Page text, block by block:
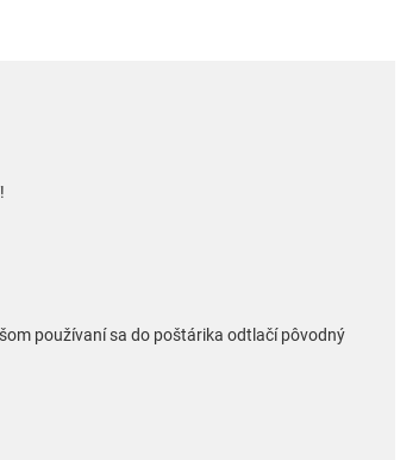
používaní sa do poštárika odtlačí pôvodný